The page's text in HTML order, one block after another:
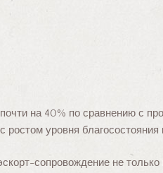
на 40% по сравнению с
уровня благосостояния
сопровождение не только